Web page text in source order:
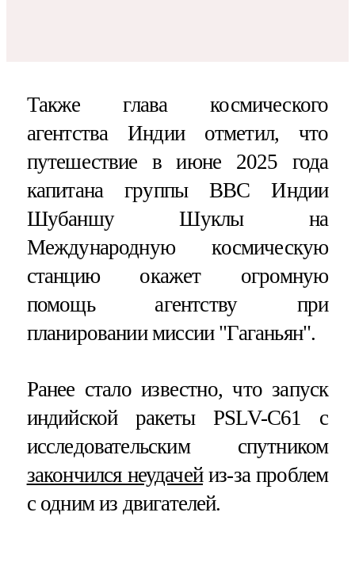
Также глава космического
агентства Индии отметил, что
путешествие в июне 2025 года
капитана группы ВВС Индии
Шубаншу Шуклы на
Международную космическую
станцию окажет огромную
помощь агентству при
планировании миссии "Гаганьян".
Ранее стало известно, что запуск
индийской ракеты PSLV-C61 с
исследовательским спутником
закончился неудачейиз-за проблем
с одним из двигателей.